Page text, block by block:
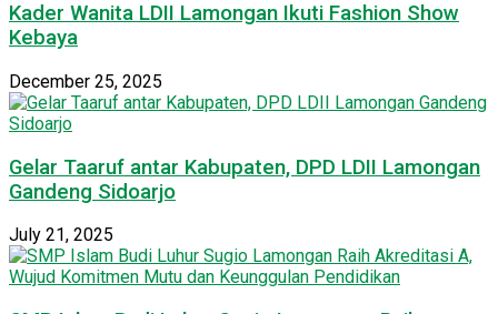
Kader Wanita LDII Lamongan Ikuti Fashion Show
Kebaya
December 25, 2025
Gelar Taaruf antar Kabupaten, DPD LDII Lamongan
Gandeng Sidoarjo
July 21, 2025